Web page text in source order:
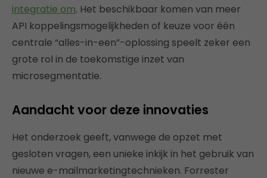
integratie om. Het beschikbaar komen van meer
API koppelingsmogelijkheden of keuze voor één
centrale “alles-in-een”-oplossing speelt zeker een
grote rol in de toekomstige inzet van
microsegmentatie.
Aandacht voor deze innovaties
Het onderzoek geeft, vanwege de opzet met
gesloten vragen, een unieke inkijk in het gebruik van
nieuwe e-mailmarketingtechnieken. Forrester